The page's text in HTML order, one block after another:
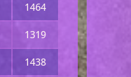
1464
1319
1438